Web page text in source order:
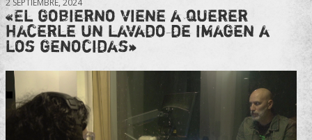
2 SEPTIEMBRE, 2024
«El gobierno viene a querer
hacerle un lavado de imagen a
los genocidas»